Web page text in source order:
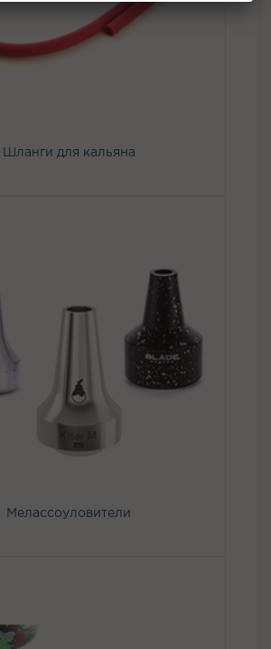
Шланги для кальяна
Мелассоуловители